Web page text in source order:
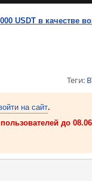
USDT в качестве
Теги:
на сайт.
до